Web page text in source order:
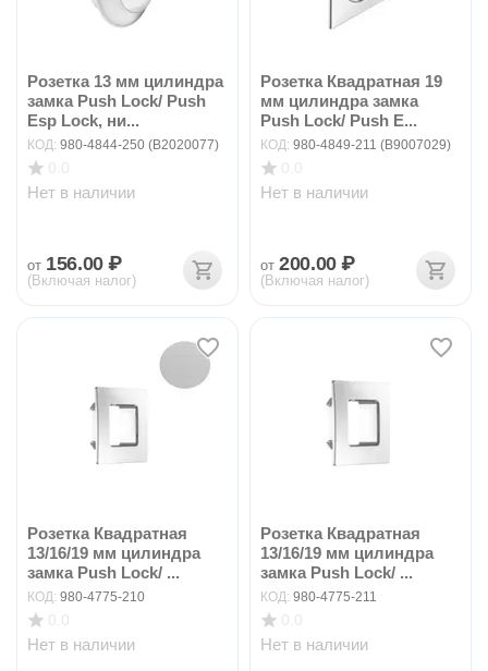
Розетка 13 мм цилиндра
замка Push Lock/ Push
Esp Lock, ни...
КОД: 980-4844-250 (B2020077)
Нет в наличии
от 156.00 ₽
(Включая налог)
Розетка Квадратная 19
мм цилиндра замка
Push Lock/ Push E...
КОД: 980-4849-211 (B9007029)
Нет в наличии
от 200.00 ₽
(Включая налог)
Розетка Квадратная
13/16/19 мм цилиндра
замка Push Lock/ ...
КОД: 980-4775-210
Нет в наличии
Розетка Квадратная
13/16/19 мм цилиндра
замка Push Lock/ ...
КОД: 980-4775-211
Нет в наличии